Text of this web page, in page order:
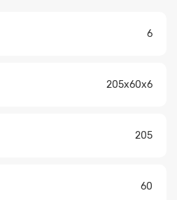
6
205х60х6
205
60